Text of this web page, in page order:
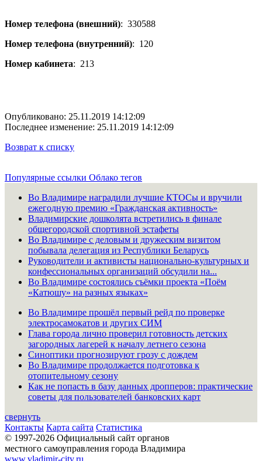
Номер телефона (внешний): 330588
Номер телефона (внутренний): 120
Номер кабинета: 213
Опубликовано: 25.11.2019 14:12:09
Последнее изменение: 25.11.2019 14:12:09
Возврат к списку
Популярные ссылки Облако тегов
Во Владимире наградили лучшие КТОСы и вручили
ежегодную премию «Гражданская активность»
Владимирские дошколята встретились в финале
общегородской спортивной эстафеты
Во Владимире с деловым и дружеским визитом
побывала делегация из Республики Беларусь
Руководители и активисты национально-культурных и
конфессиональных организаций обсудили на...
Во Владимире состоялись съёмки проекта «Поём
«Катюшу» на разных языках»
Во Владимире прошёл первый рейд по проверке
электросамокатов и других СИМ
Глава города лично проверил готовность детских
загородных лагерей к началу летнего сезона
Синоптики прогнозируют грозу с дождем
Во Владимире продолжается подготовка к
отопительному сезону
Как не попасть в базу данных дропперов: практические
советы для пользователей банковских карт
свернуть
Контакты Карта сайта Статистика
© 1997-2026 Официальный сайт органов
местного самоуправления города Владимира